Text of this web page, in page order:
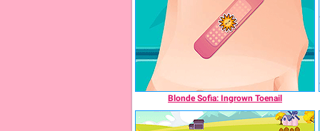
Blonde Sofia: Ingrown Toenail